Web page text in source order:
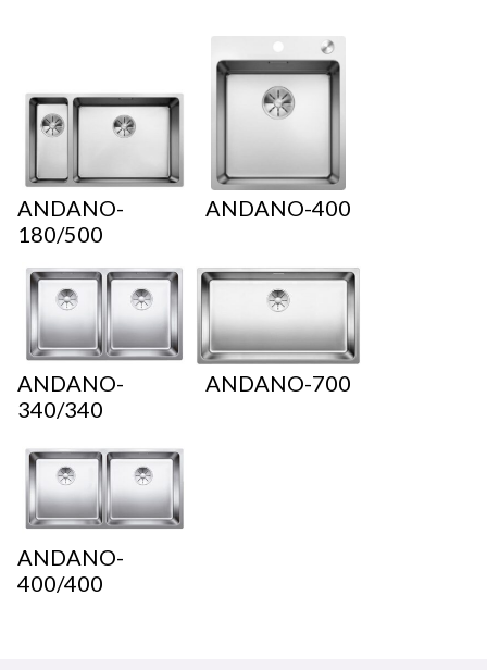
ANDANO-
180/500
ANDANO-400
ANDANO-
340/340
ANDANO-700
ANDANO-
400/400